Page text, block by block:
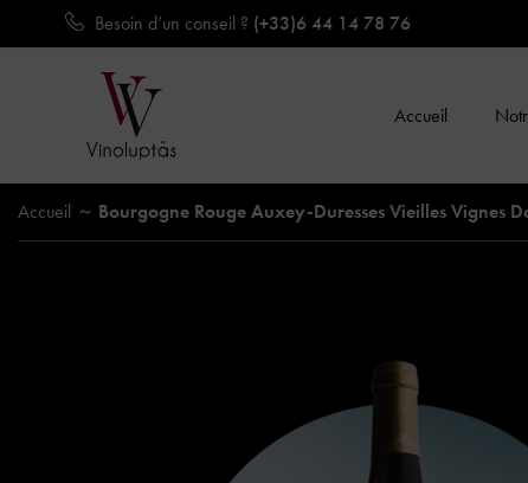
Besoin d’un conseil ? (+33)6 44 14 78 76
Accueil
Accueil Bourgogne Rouge Auxey-Duresses Vieilles Vignes